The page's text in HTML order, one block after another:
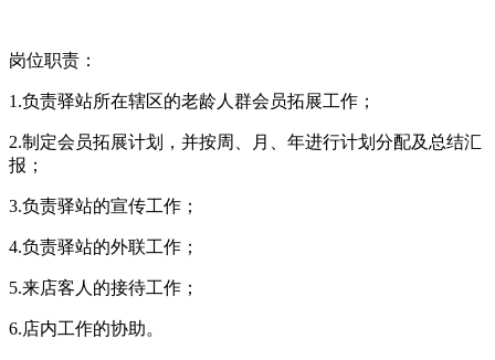
岗位职责：
1.负责驿站所在辖区的老龄人群会员拓展工作；
2.制定会员拓展计划，并按周、月、年进行计划分配及总结汇
报；
3.负责驿站的宣传工作；
4.负责驿站的外联工作；
5.来店客人的接待工作；
6.店内工作的协助。